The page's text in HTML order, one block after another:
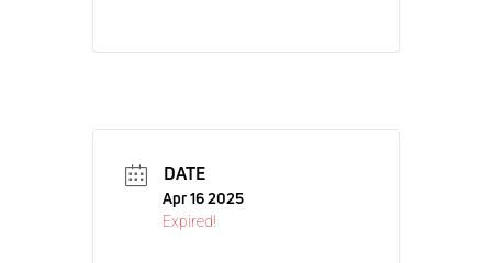
DATE
Apr 16 2025
Expired!